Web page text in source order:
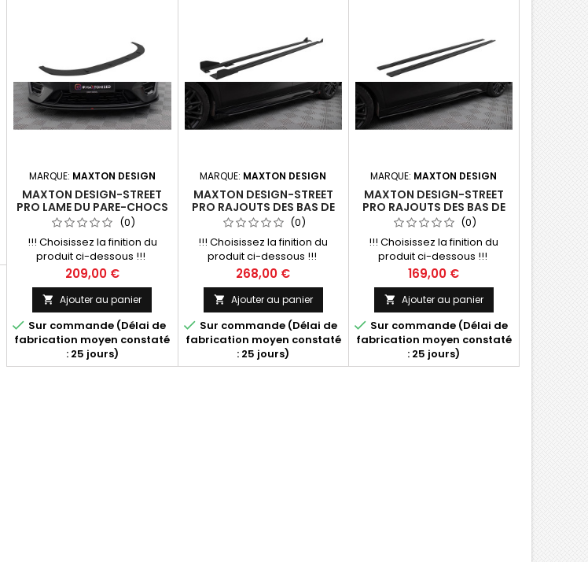
MARQUE: MAXTON DESIGN
MAXTON DESIGN-STREET
PRO LAME DU PARE-CHOCS
AVANT KIA PROCEED / CEED
GT MK1 FACELIFT / MK3
FACELIFT
(0)
!!! Choisissez la finition du
produit ci-dessous !!!
Prix
209,00 €
 Ajouter au panier
 Sur commande (Délai de
fabrication moyen constaté
: 25 jours)
MARQUE: MAXTON DESIGN
MAXTON DESIGN-STREET
PRO RAJOUTS DES BAS DE
CAISSE + FLAPS KIA
PROCEED / CEED GT MK1
FACELIFT / MK3 FACELIFT
(0)
!!! Choisissez la finition du
produit ci-dessous !!!
Prix
268,00 €
 Ajouter au panier
 Sur commande (Délai de
fabrication moyen constaté
: 25 jours)
MARQUE: MAXTON DESIGN
MAXTON DESIGN-STREET
PRO RAJOUTS DES BAS DE
CAISSE KIA PROCEED / CEED
GT MK1 FACELIFT / MK3
FACELIFT
(0)
!!! Choisissez la finition du
produit ci-dessous !!!
Prix
169,00 €
 Ajouter au panier
 Sur commande (Délai de
fabrication moyen constaté
: 25 jours)